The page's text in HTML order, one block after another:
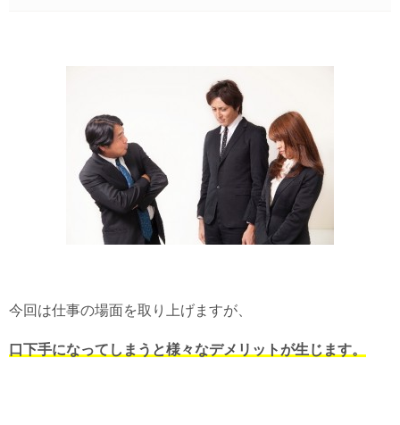
今回は仕事の場面を取り上げますが、
口下手になってしまうと様々なデメリットが生じます。